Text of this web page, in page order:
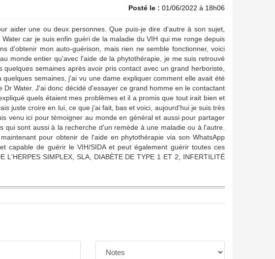
Posté le : 01/06/2022 à 18h06
aider une ou deux personnes. Que puis-je dire d'autre à son sujet,
car je suis enfin guéri de la maladie du VIH qui me ronge depuis
d'obtenir mon auto-guérison, mais rien ne semble fonctionner, voici
monde entier qu'avec l'aide de la phytothérapie, je me suis retrouvé
semaines après avoir pris contact avec un grand herboriste,
semaines, j'ai vu une dame expliquer comment elle avait été
Water. J'ai donc décidé d'essayer ce grand homme en le contactant
quels étaient mes problèmes et il a promis que tout irait bien et
juste croire en lui, ce que j'ai fait, bas et voici, aujourd'hui je suis très
venu ici pour témoigner au monde en général et aussi pour partager
sont aussi à la recherche d'un remède à une maladie ou à l'autre.
pour obtenir de l'aide en phytothérapie via son WhatsApp
capable de guérir le VIH/SIDA et peut également guérir toutes ces
L'HERPES SIMPLEX, SLA, DIABÈTE DE TYPE 1 ET 2, INFERTILITÉ